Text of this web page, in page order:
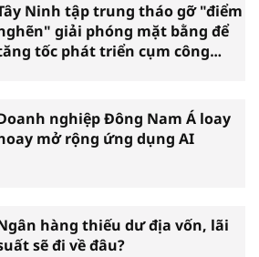
Ninh tập trung tháo gỡ "điểm
giải phóng mặt bằng để
tốc phát triển cụm công
nghiệp Đông Nam Á loay
mở rộng ứng dụng AI
hàng thiếu dư địa vốn, lãi
sẽ đi về đâu?